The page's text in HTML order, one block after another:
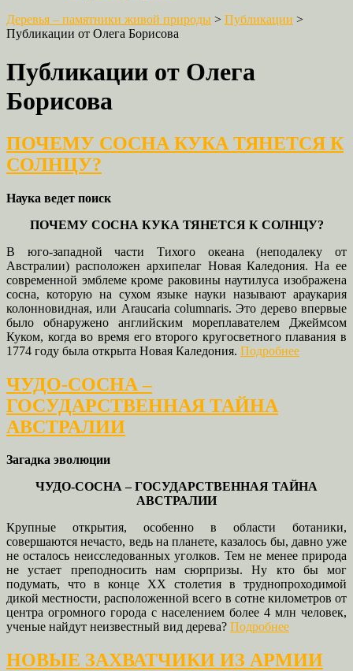
Деревья – памятники живой природы > Публикации >
Публикации от Олега Борисова
Публикации от Олега
Борисова
ПОЧЕМУ СОСНА КУКА ТЯНЕТСЯ К
СОЛНЦУ?
Наука ведет поиск
ПОЧЕМУ СОСНА КУКА ТЯНЕТСЯ К СОЛНЦУ?
В юго-западной части Тихого океана (неподалеку от
Австралии) расположен архипелаг Новая Каледония. На ее
современной эмблеме кроме раковины наутилуса изображена
сосна, которую на сухом языке науки называют араукария
колонновидная, или Araucaria columnaris. Это дерево впервые
было обнаружено английским мореплавателем Джеймсом
Куком, когда во время его второго кругосветного плавания в
1774 году была открыта Новая Каледония. Подробнее
ЧУДО-СОСНА –
ГОСУДАРСТВЕННАЯ ТАЙНА
АВСТРАЛИИ
Загадка эволюции
ЧУДО-СОСНА – ГОСУДАРСТВЕННАЯ ТАЙНА
АВСТРАЛИИ
Крупные открытия, особенно в области ботаники,
совершаются нечасто, ведь на планете, казалось бы, давно уже
не осталось неисследованных уголков. Тем не менее природа
не устает преподносить нам сюрпризы. Ну кто бы мог
подумать, что в конце XX столетия в труднопроходимой
дикой местности, расположенной всего в сотне километров от
центра огромного города с населением более 4 млн человек,
ученые найдут неизвестный вид дерева? Подробнее
НОВЫЕ ЗАХВАТЧИКИ ИЗ АРМИИ